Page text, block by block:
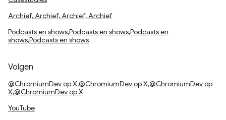
Archief, Archief, Archief, Archief
Podcasts en shows,Podcasts en shows,Podcasts en
shows,Podcasts en shows
Volgen
@ChromiumDev op X,@ChromiumDev op X,@ChromiumDev op
X,@ChromiumDev op X
YouTube